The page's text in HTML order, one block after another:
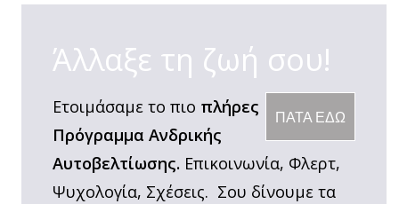
Άλλαξε τη ζωή σου!
ΠΑΤΑ ΕΔΩ
Ετοιμάσαμε το πιο πλήρες
Πρόγραμμα Ανδρικής
Αυτοβελτίωσης. Επικοινωνία, Φλερτ,
Ψυχολογία, Σχέσεις. Σου δίνουμε τα